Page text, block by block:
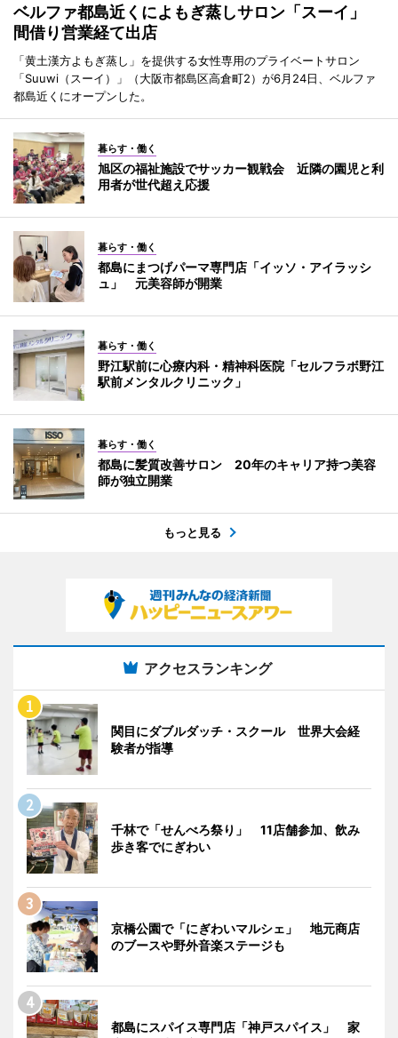
ベルファ都島近くによもぎ蒸しサロン「スーイ」
間借り営業経て出店
「黄土漢方よもぎ蒸し」を提供する女性専用のプライベートサロン
「Suuwi（スーイ）」（大阪市都島区高倉町2）が6月24日、ベルファ
都島近くにオープンした。
暮らす・働く
旭区の福祉施設でサッカー観戦会 近隣の園児と利
用者が世代超え応援
暮らす・働く
都島にまつげパーマ専門店「イッソ・アイラッシ
ュ」 元美容師が開業
暮らす・働く
野江駅前に心療内科・精神科医院「セルフラボ野江
駅前メンタルクリニック」
暮らす・働く
都島に髪質改善サロン 20年のキャリア持つ美容
師が独立開業
もっと見る
アクセスランキング
関目にダブルダッチ・スクール 世界大会経
験者が指導
千林で「せんべろ祭り」 11店舗参加、飲み
歩き客でにぎわい
京橋公園で「にぎわいマルシェ」 地元商店
のブースや野外音楽ステージも
都島にスパイス専門店「神戸スパイス」 家